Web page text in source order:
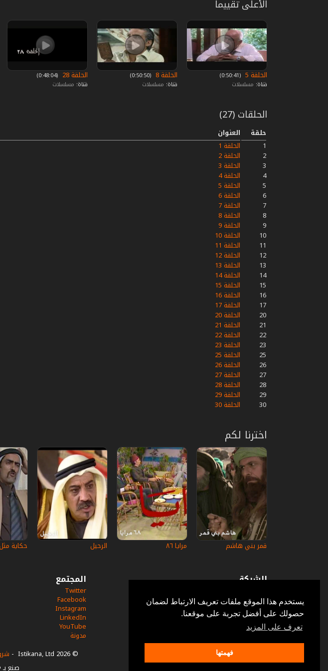
يستخدم هذا الموقع ملفات تعريف الارتباط لضمان
حصولك على أفضل تجربة على موقعنا.
تعرف على المزيد
فهمتها
الأعلى تقييما
الحلقة 5
‏ (0:50:41)
قناة: مسلسلات
الحلقة 8
‏ (0:50:50)
قناة: مسلسلات
الحلقة 28
‏ (0:48:04)
قناة: مسلسلات
الحلقات (27)
حلقة العنوان
1
الحلقة 1
2
الحلقة 2
3
الحلقة 3
4
الحلقة 4
5
الحلقة 5
6
الحلقة 6
7
الحلقة 7
8
الحلقة 8
9
الحلقة 9
10
الحلقة 10
11
الحلقة 11
12
الحلقة 12
13
الحلقة 13
14
الحلقة 14
15
الحلقة 15
16
الحلقة 16
17
الحلقة 17
20
الحلقة 20
21
الحلقة 21
22
الحلقة 22
23
الحلقة 23
25
الحلقة 25
26
الحلقة 26
27
الحلقة 27
28
الحلقة 28
29
الحلقة 29
30
الحلقة 30
اخترنا لكم
قمر بني هاشم مرايا ٨٦ الرحيل حكاية
الشركة
أسئلة وأجوبة
في الإعلام
خدمة الزبائن
إتصل بنا
المجتمع
Twitter
Facebook
Instagram
LinkedIn
YouTube
مدونة
© 2026 Istikana, Ltd
-
صنع